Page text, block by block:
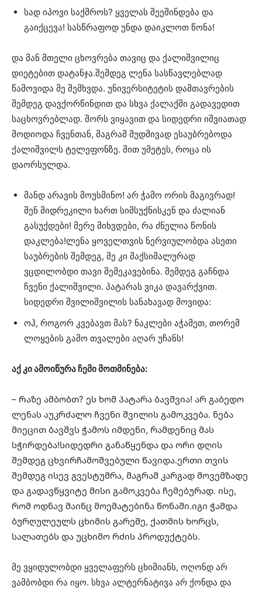
სად იპოვი საქმროს? ყველას შეეშინდება და
გაიქცევა! სასწრაფოდ უნდა დაიკლოთ წონა!
და მან მთელი ცხოვრება თავიც და ქალიშვილიც
დიეტებით დატანჯა.შემდეგ ლენა სასწავლებლად
წამოვიდა მე შემხვდა. უნივერსიტეტის დამთავრების
შემდეგ დავქორწინდით და სხვა ქალაქში გადავედით
საცხოვრებლად. შორს ვიყავით და სიდედრი იშვიათად
მოდიოდა ჩვენთან, მაგრამ მუდმივად ესაუბრებოდა
ქალიშვილს ტელეფონზე. მით უმეტეს, როცა ის
დაორსულდა.
მანდ არავის მოუსმინო! არ ჭამო ორის მაგივრად!
შენ მიდრეკილი ხართ სიმსუქნისკენ და ძალიან
გასუქდები! მერე მიხვდები, რა ძნელია წონის
დაკლება!ლენა ყოველთვის ნერვიულობდა ასეთი
საუბრების შემდეგ, მე კი მაქსიმალურად
ვცდილობდი თავი შემეკავებინა. შემდეგ გაჩნდა
ჩვენი ქალიშვილი. პატარას ვიკა დავარქვით.
სიდედრი შვილიშვილის სანახავად მოვიდა:
ოჰ, როგორ კვებავთ მას? ნაკლები აჭამეთ, თორემ
ლოყების გამო თვალები აღარ უჩანს!
აქ კი ამოიწურა ჩემი მოთმინება:
– Რაზე ამბობთ? ეს ხომ პატარა ბავშვია! არ გაბედო
ლენას აუკრძალო ჩვენი შვილის გამოკვება. ნება
მიეცით ბავშვს ჭამოს იმდენი, რამდენიც მას
სჭირდება!სიდედრი განაწყენდა და ორი დღის
შემდეგ ცხვირჩამოშვებული წავიდა.ერთი თვის
შემდეგ ისევ გვესტუმრა, მაგრამ კარგად მოვემზადე
და გადავწყვიტე მისი გამოკვება ჩემებურად. ისე,
რომ ოდნავ მაინც მოემატებინა წონაში.იგი ჭამდა
ბურღულეულს ცხიმის გარეშე, ქათმის ხორცს,
სალათებს და უცხიმო რძის პროდუქტებს.
მე ვყიდულობდი ყველაფერს ცხიმიანს, ოღონდ არ
ვამბობდი რა იყო. სხვა ალტერნატივა არ ქონდა და